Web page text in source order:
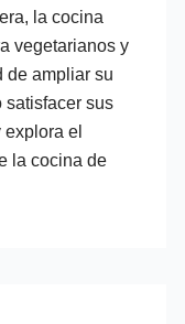
la cocina
vegetarianos y
de ampliar su
satisfacer sus
explora el
la cocina de